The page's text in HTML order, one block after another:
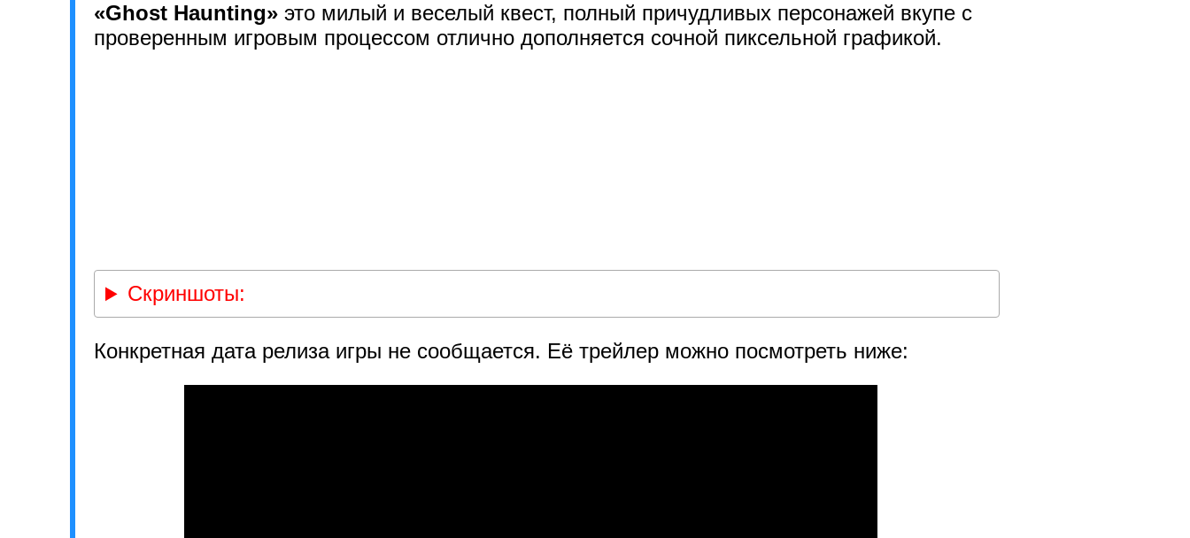
«Ghost Haunting» это милый и веселый квест, полный причудливых персонажей вкупе с
проверенным игровым процессом отлично дополняется сочной пиксельной графикой.
Скриншоты:
Конкретная дата релиза игры не сообщается. Её трейлер можно посмотреть ниже: